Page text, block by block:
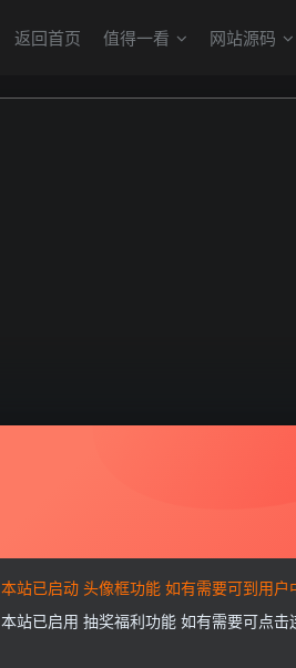
返回首页 值得一看 网站源码
本站已启动 头像框功能 如有需要可到用户
本站已启用 抽奖福利功能 如有需要可点击